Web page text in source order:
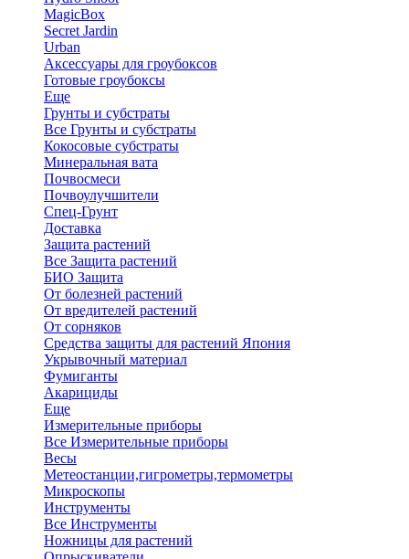
MagicBox
Secret Jardin
Urban
Аксессуары для гроубоксов
Готовые гроубоксы
Еще
Грунты и субстраты
Все Грунты и субстраты
Кокосовые субстраты
Минеральная вата
Почвосмеси
Почвоулучшители
Спец-Грунт
Доставка
Защита растений
Все Защита растений
БИО Защита
От болезней растений
От вредителей растений
От сорняков
Средства защиты для растений Япония
Укрывочный материал
Фумиганты
Акарициды
Еще
Измерительные приборы
Все Измерительные приборы
Весы
Метеостанции,гигрометры,термометры
Микроскопы
Инструменты
Все Инструменты
Ножницы для растений